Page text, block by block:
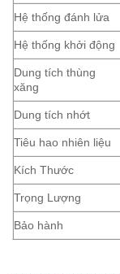
Hệ thống đánh lửa
Hệ thống khởi động
Dung tích thùng
xăng
Dung tích nhớt
Tiêu hao nhiên liệu
Kích Thước
Trọng Lượng
Bảo hành